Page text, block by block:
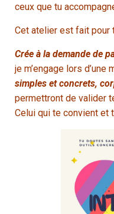
ceux que tu
Cet atelier est fait pour
Crée à la demande de
je m’engage lors d’une
simples et concrets,
permettront de valider
Celui qui te convient et